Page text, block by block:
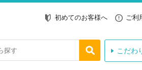
初めてのお客様へ ご利
こだわ